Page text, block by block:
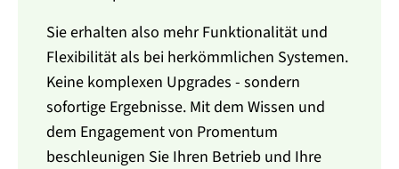
Sie erhalten also mehr Funktionalität und
Flexibilität als bei herkömmlichen Systemen.
Keine komplexen Upgrades - sondern
sofortige Ergebnisse. Mit dem Wissen und
dem Engagement von Promentum
beschleunigen Sie Ihren Betrieb und Ihre